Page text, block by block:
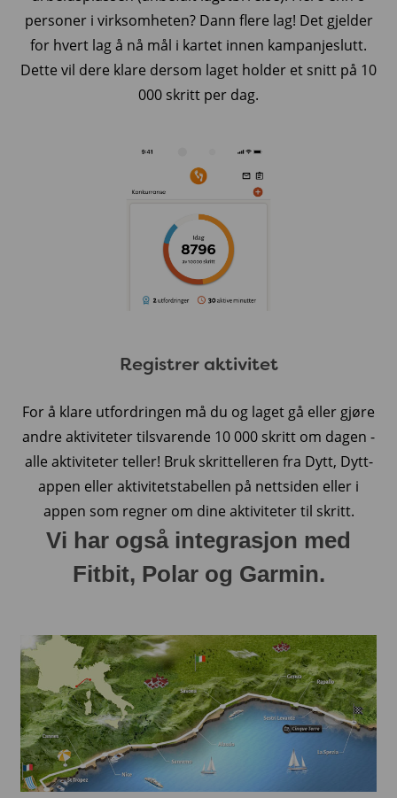
personer i virksomheten? Dann flere lag! Det gjelder
for hvert lag å nå mål i kartet innen kampanjeslutt.
Dette vil dere klare dersom laget holder et snitt på 10
000 skritt per dag.
Registrer aktivitet
For å klare utfordringen må du og laget gå eller gjøre
andre aktiviteter tilsvarende 10 000 skritt om dagen -
alle aktiviteter teller! Bruk skrittelleren fra Dytt, Dytt-
appen eller aktivitetstabellen på nettsiden eller i
appen som regner om dine aktiviteter til skritt.
Vi har også integrasjon med
Fitbit, Polar og Garmin.